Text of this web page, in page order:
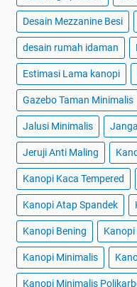
Desain Mezzanine Besi
desain rumah idaman
Estimasi Lama kanopi
Gazebo Taman Minimalis
Jalusi Minimalis
Jeruji Anti Maling
Kanopi Kaca Tempered
Kanopi Atap Spandek
Kanopi Bening Kanopi
Kanopi Minimalis
Kanopi Minimalis